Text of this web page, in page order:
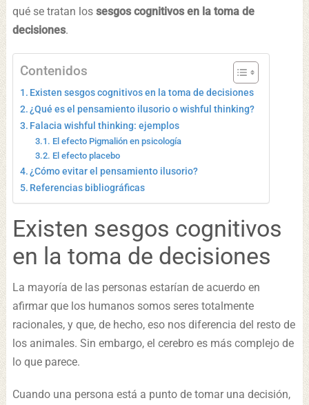
qué se tratan los sesgos cognitivos en la toma de
decisiones.
Contenidos
Existen sesgos cognitivos en la toma de decisiones
¿Qué es el pensamiento ilusorio o wishful thinking?
Falacia wishful thinking: ejemplos
El efecto Pigmalión en psicología
El efecto placebo
¿Cómo evitar el pensamiento ilusorio?
Referencias bibliográficas
Existen sesgos cognitivos
en la toma de decisiones
La mayoría de las personas estarían de acuerdo en
afirmar que los humanos somos seres totalmente
racionales, y que, de hecho, eso nos diferencia del resto de
los animales. Sin embargo, el cerebro es más complejo de
lo que parece.
Cuando una persona está a punto de tomar una decisión,